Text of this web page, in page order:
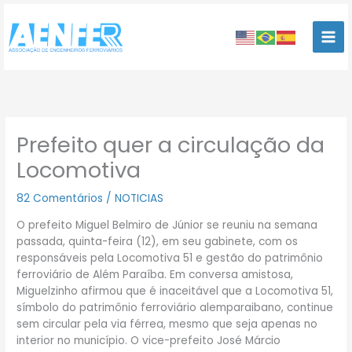
para
conteúdo
Prefeito quer a circulação da
Locomotiva
82 Comentários /NOTICIAS
O prefeito Miguel Belmiro de Júnior se reuniu na semana
passada, quinta-feira (12), em seu gabinete, com os
responsáveis pela Locomotiva 51 e gestão do patrimônio
ferroviário de Além Paraíba. Em conversa amistosa,
Miguelzinho afirmou que é inaceitável que a Locomotiva 51,
símbolo do patrimônio ferroviário alemparaibano, continue
sem circular pela via férrea, mesmo que seja apenas no
interior no município. O vice-prefeito José Márcio